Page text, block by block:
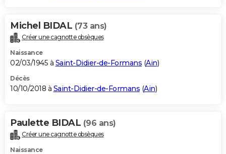
Michel BIDAL (73 ans)
Créer une cagnotte obsèques
Naissance
02/03/1945 à Saint-Didier-de-Formans (Ain)
Décès
10/10/2018 à Saint-Didier-de-Formans (Ain)
Paulette BIDAL (96 ans)
Créer une cagnotte obsèques
Naissance